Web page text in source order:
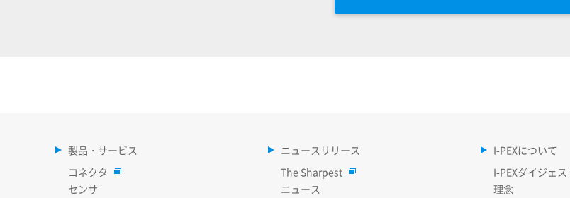
製品・サービス
コネクタ
センサ
ニュースリリース
The Sharpest
ニュース
I-PEXについて
I-PEXダイジェス
理念